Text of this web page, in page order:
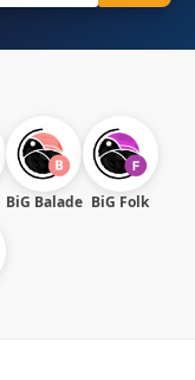
BiG Balade BiG Folk